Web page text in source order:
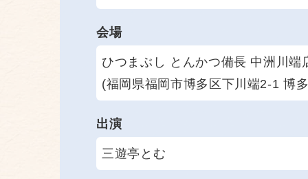
会場
ひつまぶし とんかつ備長 中洲川端
(福岡県福岡市博多区下川端2-1 博
出演
三遊亭とむ